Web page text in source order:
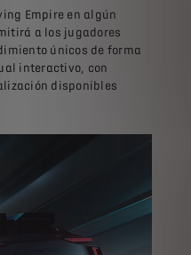
Empire en algún
a los jugadores
únicos de forma
interactivo, con
disponibles